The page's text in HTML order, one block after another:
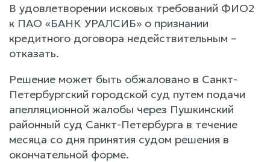
В удовлетворении исковых требований ФИО2
к ПАО «БАНК УРАЛСИБ» о признании
кредитного договора недействительным –
отказать.
Решение может быть обжаловано в Санкт-
Петербургский городской суд путем подачи
апелляционной жалобы через Пушкинский
районный суд Санкт-Петербурга в течение
месяца со дня принятия судом решения в
окончательной форме.